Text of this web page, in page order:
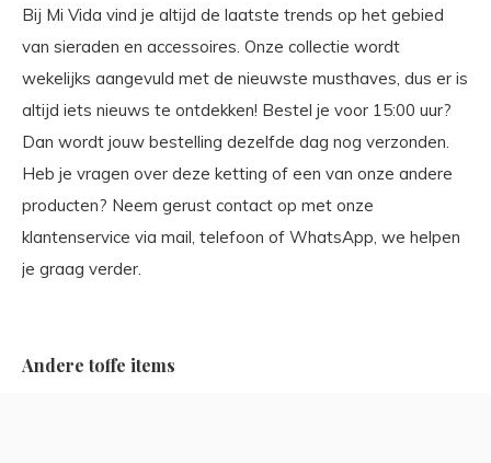
Bij Mi Vida vind je altijd de laatste trends op het gebied
van sieraden en accessoires. Onze collectie wordt
wekelijks aangevuld met de nieuwste musthaves, dus er is
altijd iets nieuws te ontdekken! Bestel je voor 15:00 uur?
Dan wordt jouw bestelling dezelfde dag nog verzonden.
Heb je vragen over deze ketting of een van onze andere
producten? Neem gerust contact op met onze
klantenservice via mail, telefoon of WhatsApp, we helpen
je graag verder.
Andere toffe items